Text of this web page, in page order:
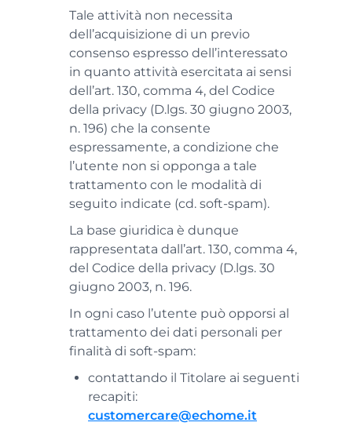
Tale attività non necessita
dell’acquisizione di un previo
consenso espresso dell’interessato
in quanto attività esercitata ai sensi
dell’art. 130, comma 4, del Codice
della privacy (D.lgs. 30 giugno 2003,
n. 196) che la consente
espressamente, a condizione che
l’utente non si opponga a tale
trattamento con le modalità di
seguito indicate (cd. soft-spam).
La base giuridica è dunque
rappresentata dall’art. 130, comma 4,
del Codice della privacy (D.lgs. 30
giugno 2003, n. 196.
In ogni caso l’utente può opporsi al
trattamento dei dati personali per
finalità di soft-spam:
contattando il Titolare ai seguenti
recapiti:
customercare@echome.it